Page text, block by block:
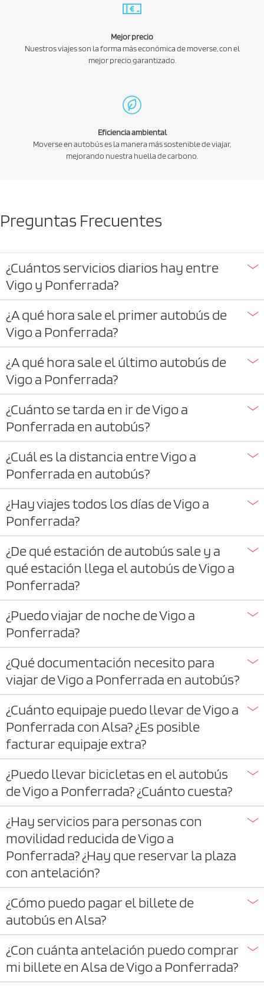
Mejor precio
Nuestros viajes son la forma más económica de moverse, con el
mejor precio garantizado.
Eficiencia ambiental
Moverse en autobús es la manera más sostenible de viajar,
mejorando nuestra huella de carbono.
Preguntas Frecuentes
¿Cuántos servicios diarios hay entre
Vigo y Ponferrada?
¿A qué hora sale el primer autobús de
Vigo a Ponferrada?
¿A qué hora sale el último autobús de
Vigo a Ponferrada?
¿Cuánto se tarda en ir de Vigo a
Ponferrada en autobús?
¿Cuál es la distancia entre Vigo a
Ponferrada en autobús?
¿Hay viajes todos los días de Vigo a
Ponferrada?
¿De qué estación de autobús sale y a
qué estación llega el autobús de Vigo a
Ponferrada?
¿Puedo viajar de noche de Vigo a
Ponferrada?
¿Qué documentación necesito para
viajar de Vigo a Ponferrada en autobús?
¿Cuánto equipaje puedo llevar de Vigo a
Ponferrada con Alsa? ¿Es posible
facturar equipaje extra?
¿Puedo llevar bicicletas en el autobús
de Vigo a Ponferrada? ¿Cuánto cuesta?
¿Hay servicios para personas con
movilidad reducida de Vigo a
Ponferrada? ¿Hay que reservar la plaza
con antelación?
¿Cómo puedo pagar el billete de
autobús en Alsa?
¿Con cuánta antelación puedo comprar
mi billete en Alsa de Vigo a Ponferrada?